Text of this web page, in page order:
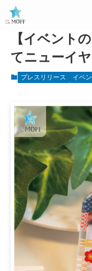
【イベント
てニューイ
プレスリリース イベ